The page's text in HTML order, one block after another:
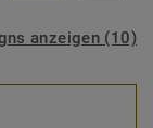
anzeigen (10)